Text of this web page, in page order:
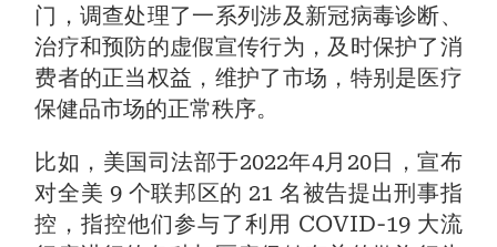
门，调查处理了一系列涉及新冠病毒诊断、
治疗和预防的虚假宣传行为，及时保护了消
费者的正当权益，维护了市场，特别是医疗
保健品市场的正常秩序。
比如，美国司法部于2022年4月20日，宣布
对全美 9 个联邦区的 21 名被告提出刑事指
控，指控他们参与了利用 COVID-19 大流